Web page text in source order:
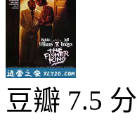
豆瓣 7.5 分